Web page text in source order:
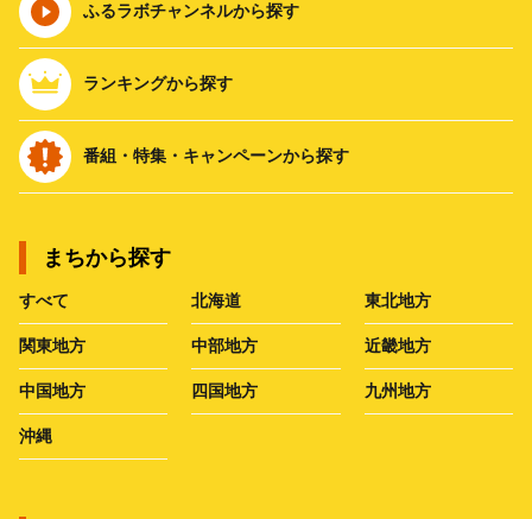
ふるラボチャンネルから探す
ランキングから探す
番組・特集・キャンペーンから探す
まちから探す
すべて 北海道 東北地方
関東地方 中部地方 近畿地方
中国地方 四国地方 九州地方
沖縄